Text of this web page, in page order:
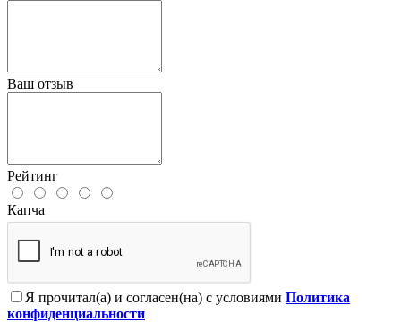
Ваш отзыв
Рейтинг
Капча
Я прочитал(а) и согласен(на) с условиями Политика
конфиденциальности